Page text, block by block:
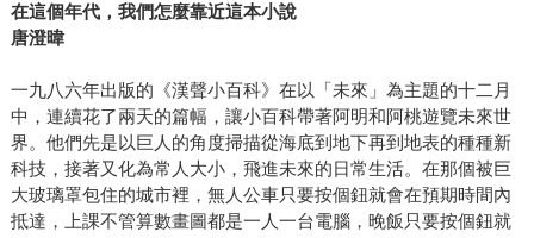
在這個年代，我們怎麼靠近這本小說
唐澄暐
一九八六年出版的《漢聲小百科》在以「未來」為主題的十二月
中，連續花了兩天的篇幅，讓小百科帶著阿明和阿桃遊覽未來世
界。他們先是以巨人的角度掃描從海底到地下再到地表的種種新
科技，接著又化為常人大小，飛進未來的日常生活。在那個被巨
大玻璃罩包住的城市裡，無人公車只要按個鈕就會在預期時間內
抵達，上課不管算數畫圖都是一人一台電腦，晚飯只要按個鈕就